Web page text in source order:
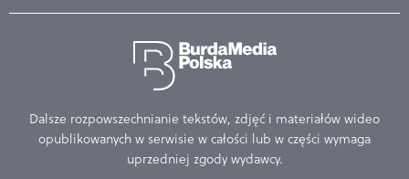
Dalsze rozpowszechnianie tekstów, zdjęć i materiałów wideo
opublikowanych w serwisie w całości lub w części wymaga
uprzedniej zgody wydawcy.